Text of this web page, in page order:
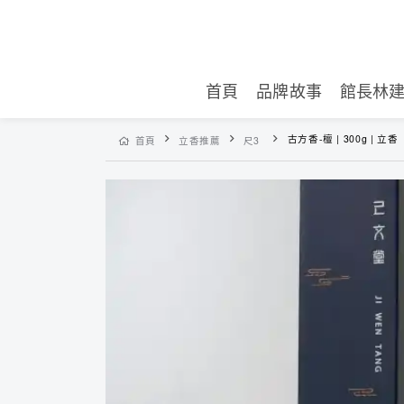
首頁 品牌故事 館長林
首頁 立香推薦 尺3 古方香-檀 | 300g | 立香